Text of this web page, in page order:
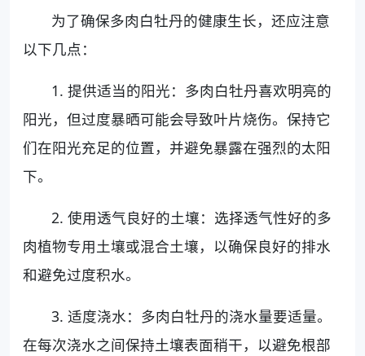
为了确保多肉白牡丹的健康生长，还应注意
以下几点：
1. 提供适当的阳光：多肉白牡丹喜欢明亮的
阳光，但过度暴晒可能会导致叶片烧伤。保持它
们在阳光充足的位置，并避免暴露在强烈的太阳
下。
2. 使用透气良好的土壤：选择透气性好的多
肉植物专用土壤或混合土壤，以确保良好的排水
和避免过度积水。
3. 适度浇水：多肉白牡丹的浇水量要适量。
在每次浇水之间保持土壤表面稍干，以避免根部